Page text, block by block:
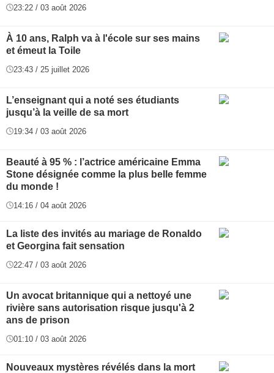
23:22 / 03 août 2026
À 10 ans, Ralph va à l'école sur ses mains
et émeut la Toile
23:43 / 25 juillet 2026
L’enseignant qui a noté ses étudiants
jusqu’à la veille de sa mort
19:34 / 03 août 2026
Beauté à 95 % : l’actrice américaine Emma
Stone désignée comme la plus belle femme
du monde !
14:16 / 04 août 2026
La liste des invités au mariage de Ronaldo
et Georgina fait sensation
22:47 / 03 août 2026
Un avocat britannique qui a nettoyé une
rivière sans autorisation risque jusqu'à 2
ans de prison
01:10 / 03 août 2026
Nouveaux mystères révélés dans la mort